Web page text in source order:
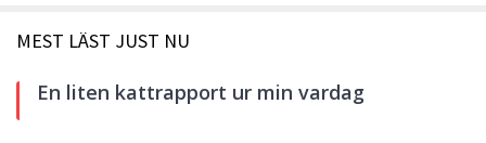
MEST LÄST JUST NU
En liten kattrapport ur min vardag